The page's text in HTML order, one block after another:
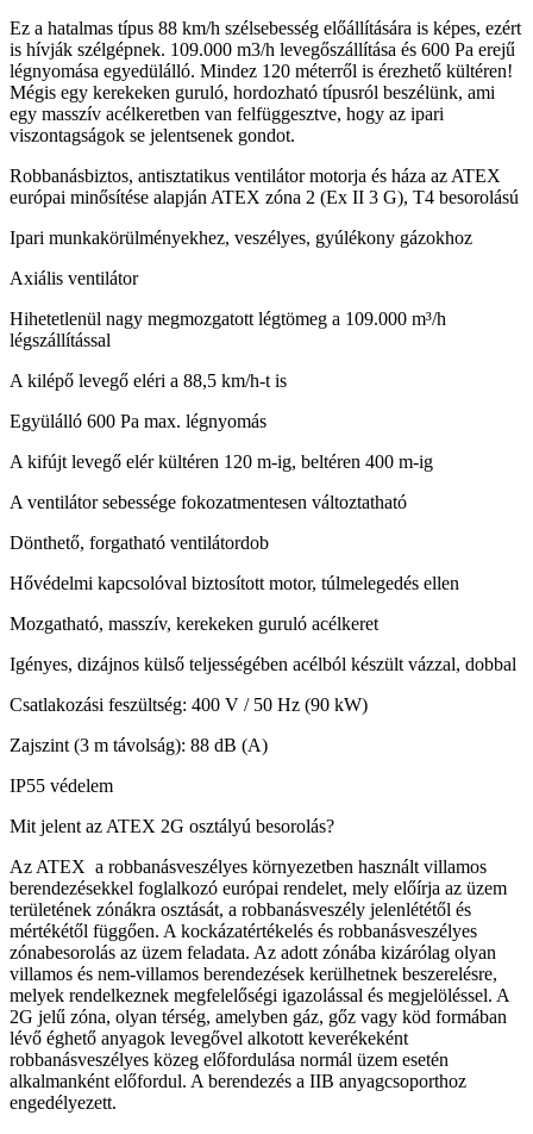
Ez a hatalmas típus 88 km/h szélsebesség előállítására is képes, ezért
is hívják szélgépnek. 109.000 m3/h levegőszállítása és 600 Pa erejű
légnyomása egyedülálló. Mindez 120 méterről is érezhető kültéren!
Mégis egy kerekeken guruló, hordozható típusról beszélünk, ami
egy masszív acélkeretben van felfüggesztve, hogy az ipari
viszontagságok se jelentsenek gondot.
Robbanásbiztos, antisztatikus ventilátor motorja és háza az ATEX
európai minősítése alapján ATEX zóna 2 (Ex II 3 G), T4 besorolású
Ipari munkakörülményekhez, veszélyes, gyúlékony gázokhoz
Axiális ventilátor
Hihetetlenül nagy megmozgatott légtömeg a 109.000 m³/h
légszállítással
A kilépő levegő eléri a 88,5 km/h-t is
Együlálló 600 Pa max. légnyomás
A kifújt levegő elér kültéren 120 m-ig, beltéren 400 m-ig
A ventilátor sebessége fokozatmentesen változtatható
Dönthető, forgatható ventilátordob
Hővédelmi kapcsolóval biztosított motor, túlmelegedés ellen
Mozgatható, masszív, kerekeken guruló acélkeret
Igényes, dizájnos külső teljességében acélból készült vázzal, dobbal
Csatlakozási feszültség: 400 V / 50 Hz (90 kW)
Zajszint (3 m távolság): 88 dB (A)
IP55 védelem
Mit jelent az ATEX 2G osztályú besorolás?
Az ATEX a robbanásveszélyes környezetben használt villamos
berendezésekkel foglalkozó európai rendelet, mely előírja az üzem
területének zónákra osztását, a robbanásveszély jelenlététől és
mértékétől függően. A kockázatértékelés és robbanásveszélyes
zónabesorolás az üzem feladata. Az adott zónába kizárólag olyan
villamos és nem-villamos berendezések kerülhetnek beszerelésre,
melyek rendelkeznek megfelelőségi igazolással és megjelöléssel. A
2G jelű zóna, olyan térség, amelyben gáz, gőz vagy köd formában
lévő éghető anyagok levegővel alkotott keverékeként
robbanásveszélyes közeg előfordulása normál üzem esetén
alkalmanként előfordul. A berendezés a IIB anyagcsoporthoz
engedélyezett.